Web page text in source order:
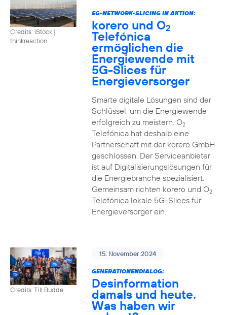
Credits: iStock |
thinkreaction
5G-NETWORK-SLICING IN AKTION:
korero und O2
Telefónica
ermöglichen die
Energiewende mit
5G-Slices für
Energieversorger
Smarte digitale Lösungen sind der
Schlüssel, um die Energiewende
erfolgreich zu meistern. O2
Telefónica hat deshalb eine
Partnerschaft mit der korero GmbH
geschlossen. Der Serviceanbieter
ist auf Digitalisierungslösungen für
die Energiebranche spezialisiert.
Gemeinsam richten korero und O2
Telefónica lokale 5G-Slices für
Energieversorger ein.
Credits: Till Budde
15. November 2024
GENERATIONENDIALOG:
Desinformation
damals und heute.
Was haben wir